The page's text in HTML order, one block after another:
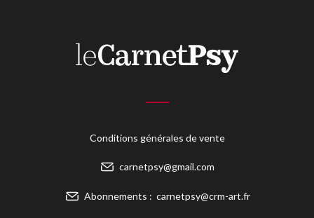
Conditions générales de vente
carnetpsy@gmail.com
Abonnements : carnetpsy@crm-art.fr